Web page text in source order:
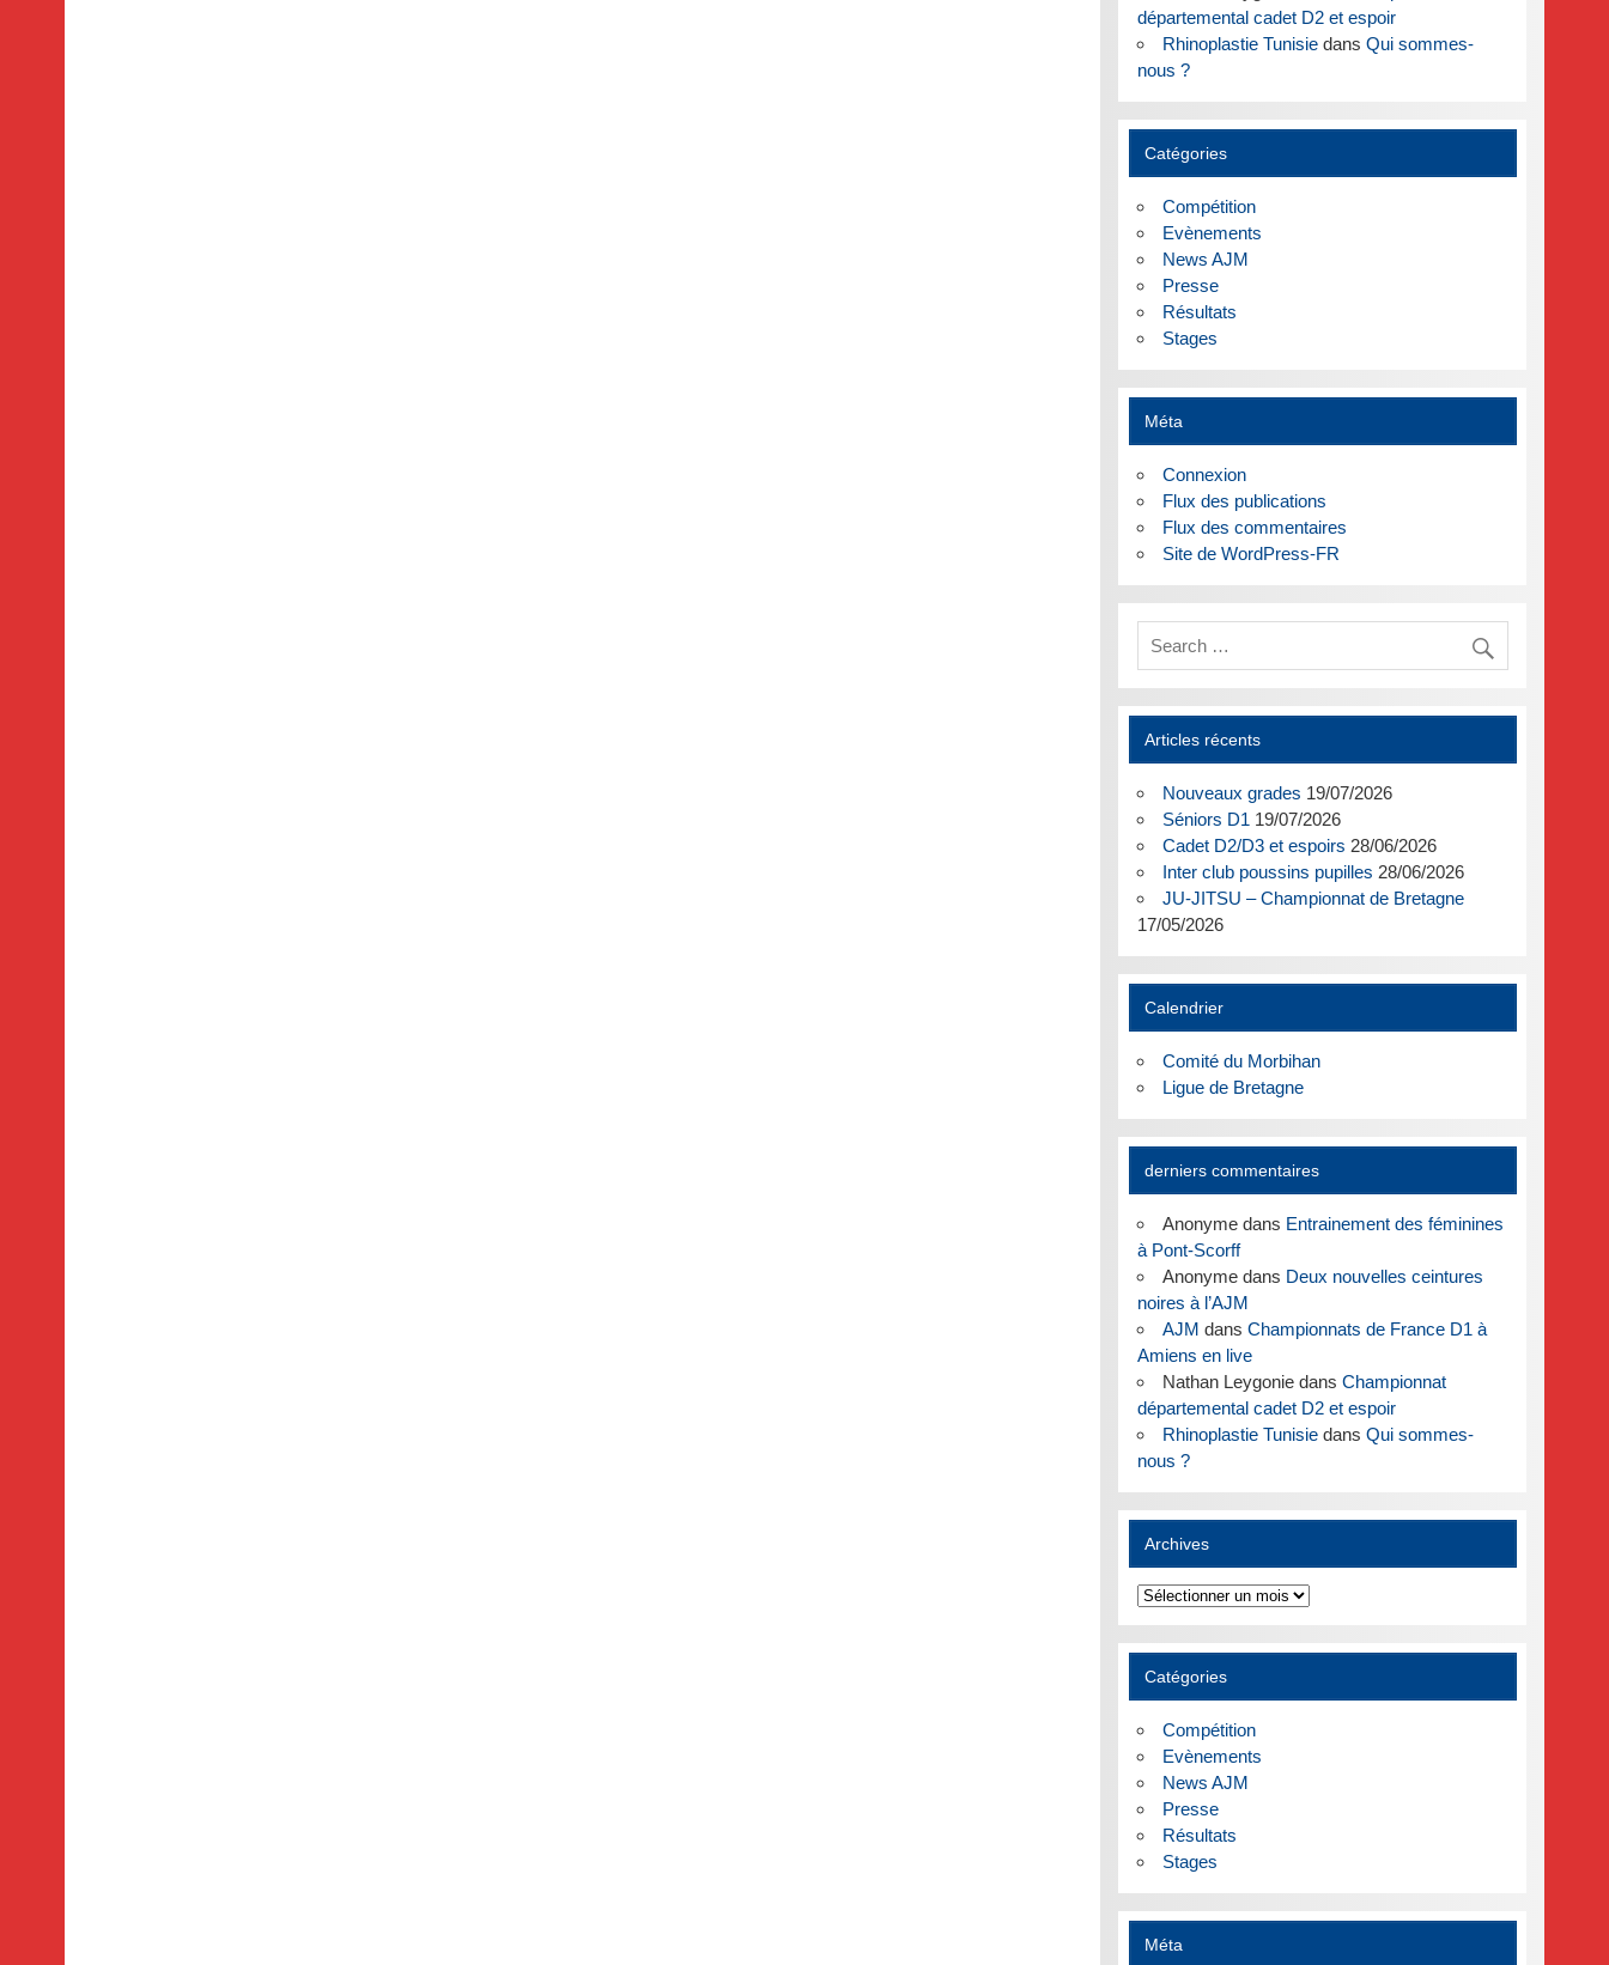
départemental cadet D2 et espoir
Rhinoplastie Tunisiedans Qui sommes-
nous ?
Catégories
Compétition
Evènements
News AJM
Presse
Résultats
Stages
Méta
Connexion
Flux des publications
Flux des commentaires
Site de WordPress-FR
Articles récents
Nouveaux grades 19/07/2026
Séniors D1 19/07/2026
Cadet D2/D3 et espoirs 28/06/2026
Inter club poussins pupilles 28/06/2026
JU-JITSU – Championnat de Bretagne
17/05/2026
Calendrier
Comité du Morbihan
Ligue de Bretagne
derniers commentaires
Anonymedans Entrainement des féminines
à Pont-Scorff
Anonymedans Deux nouvelles ceintures
noires à l’AJM
AJM dans Championnats de France D1 à
Amiens en live
Nathan Leygoniedans Championnat
départemental cadet D2 et espoir
Rhinoplastie Tunisiedans Qui sommes-
nous ?
Archives
Archives
Catégories
Compétition
Evènements
News AJM
Presse
Résultats
Stages
Méta